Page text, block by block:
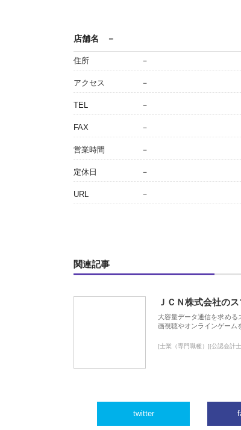
店舗名 －
住所 －
アクセス －
TEL －
FAX －
営業時間 －
定休日 －
URL －
関連記事
ＪＣＮ株式会社の
大容量データ通信を求める
画視聴やオンラインゲーム
[士業（専門職種）][公認会計
twitter